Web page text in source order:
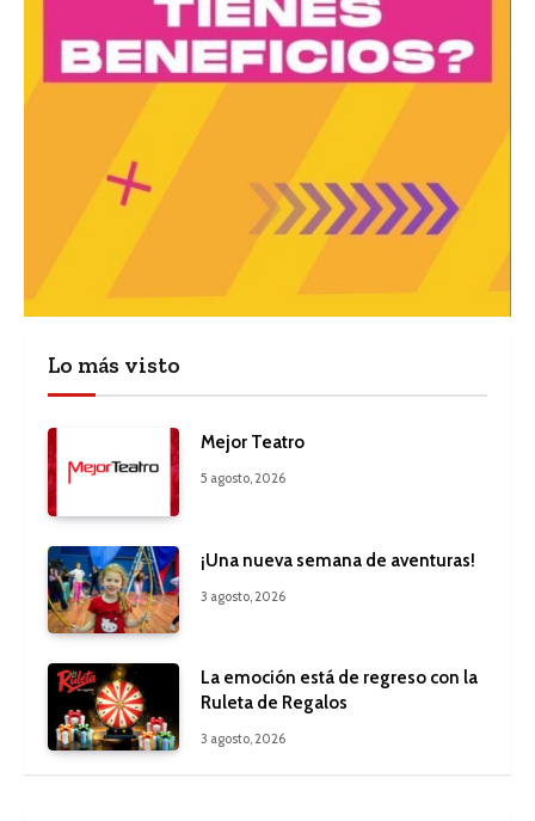
Lo más visto
Mejor Teatro
5 agosto, 2026
¡Una nueva semana de aventuras!
3 agosto, 2026
La emoción está de regreso con la
Ruleta de Regalos
3 agosto, 2026